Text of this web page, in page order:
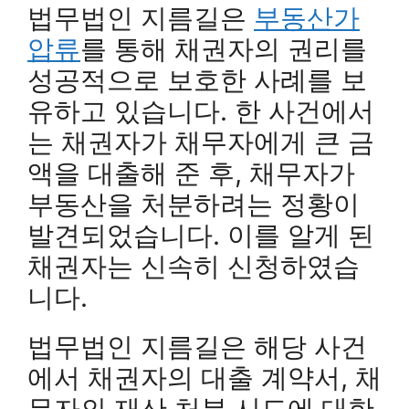
법무법인 지름길은 부동산가
압류를 통해 채권자의 권리를
성공적으로 보호한 사례를 보
유하고 있습니다. 한 사건에서
는 채권자가 채무자에게 큰 금
액을 대출해 준 후, 채무자가
부동산을 처분하려는 정황이
발견되었습니다. 이를 알게 된
채권자는 신속히 신청하였습
니다.
법무법인 지름길은 해당 사건
에서 채권자의 대출 계약서, 채